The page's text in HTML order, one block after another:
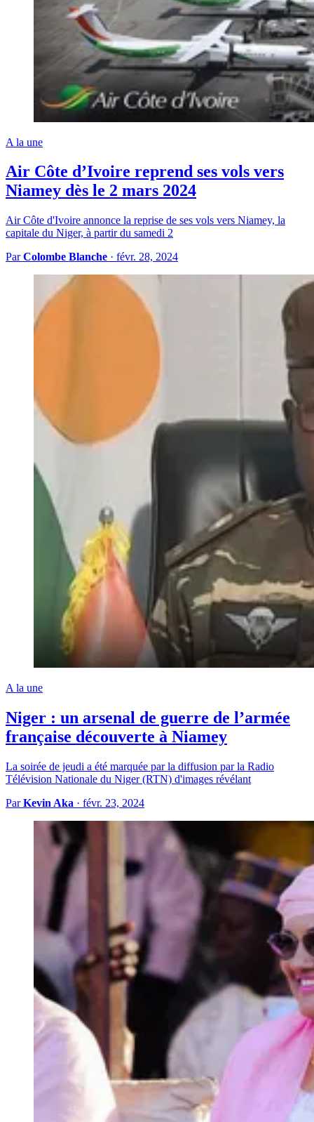
A la une
Air Côte d’Ivoire reprend ses vols vers
Niamey dès le 2 mars 2024
Air Côte d'Ivoire annonce la reprise de ses vols vers Niamey, la
capitale du Niger, à partir du samedi 2
ParColombe Blanche · févr. 28, 2024
A la une
Niger : un arsenal de guerre de l’armée
française découverte à Niamey
La soirée de jeudi a été marquée par la diffusion par la Radio
Télévision Nationale du Niger (RTN) d'images révélant
ParKevin Aka · févr. 23, 2024